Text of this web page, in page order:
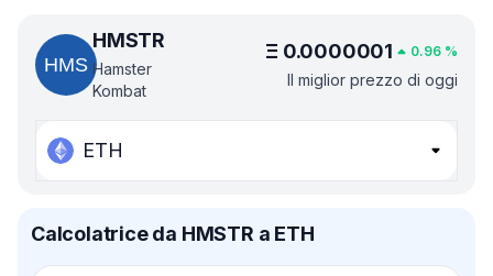
HMSTR
Hamster
Kombat
Ξ 0.0000001 0.96 %
Il miglior prezzo di oggi
ETH
Calcolatrice da HMSTR a ETH